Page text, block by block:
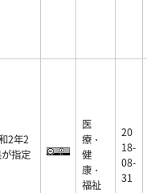
2年2
指定
医
療・
健
康・
福祉
20
18-
08-
31